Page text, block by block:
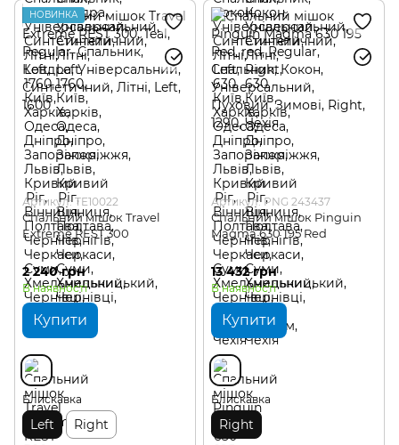
НОВИНКА
Артикул: TE10022
Спальний мішок Travel
Extreme REST 300
2 240 грн
В наявності
Купити
Блискавка
Left Right
Артикул: PNG 243437
Спальний мішок Pinguin
Magma 630 195 Red
13 432 грн
В наявності
Купити
Блискавка
Right